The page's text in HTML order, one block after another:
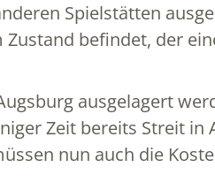
Spielstätten
befindet, der
ausgelagert
Zeit bereits Streit in
nun auch die